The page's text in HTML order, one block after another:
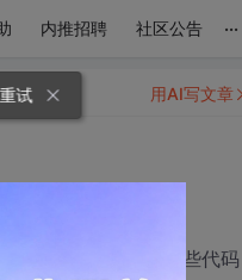
内推招聘 社区公告 ...
coding能力),只说一些代码
用AI写文章
试